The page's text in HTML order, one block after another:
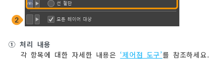
① 처리 내용
각 항목에 대한 자세한 내용은 ‘제어점 도구’를 참조하세요.